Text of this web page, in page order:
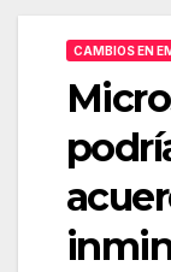
CAMBIOS EN